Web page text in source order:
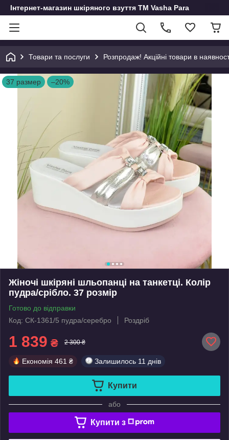
Інтернет-магазин шкіряного взуття ТМ Vasha Para
Товари та послуги Розпродаж! Акційні товари в
37 размер –20%
Жіночі шкіряні шльопанці на танкетці. Колір
пудра/срібло. 37 розмір
Готово до відправки
Код: СК-1361/5 пудра/серебро
Роздріб
1 839 ₴ 2 300 ₴
Економія 461 ₴ Залишилось 11 днів
Купити
або
Купити з